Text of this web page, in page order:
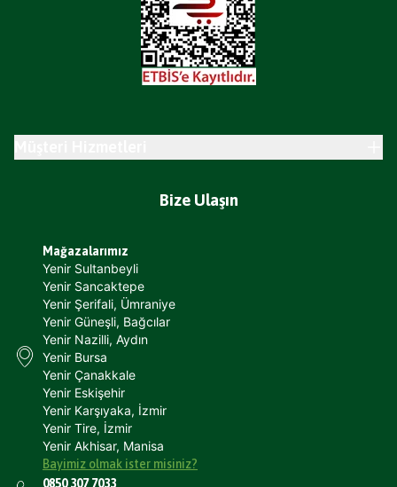
Bize Ulaşın
Mağazalarımız
Yenir Sultanbeyli
Yenir Sancaktepe
Yenir Şerifali, Ümraniye
Yenir Güneşli, Bağcılar
Yenir Nazilli, Aydın
Yenir Bursa
Yenir Çanakkale
Yenir Eskişehir
Yenir Karşıyaka, İzmir
Yenir Tire, İzmir
Yenir Akhisar, Manisa
Bayimiz olmak ister misiniz?
0850 307 7033